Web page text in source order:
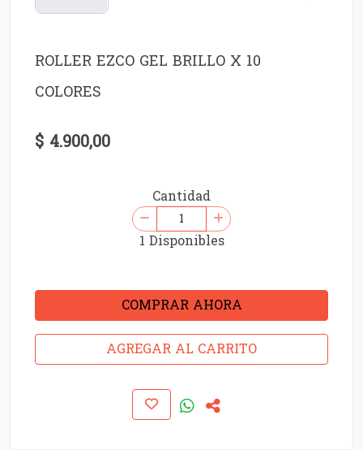
ROLLER EZCO GEL BRILLO X 10
COLORES
$ 4.900,00
Cantidad
1 Disponibles
COMPRAR AHORA
AGREGAR AL CARRITO